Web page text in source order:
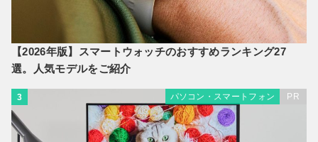
【2026年版】スマートウォッチのおすすめランキング27
選。人気モデルをご紹介
3 パソコン・スマートフォン PR